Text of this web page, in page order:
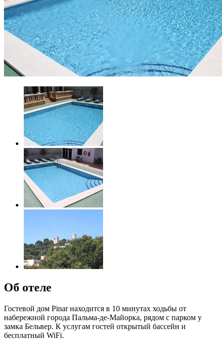
Об отеле
Гостевой дом Pinar находится в 10 минутах ходьбы от
набережной города Пальма-де-Майорка, рядом с парком у
замка Бельвер. К услугам гостей открытый бассейн и
бесплатный WiFi.